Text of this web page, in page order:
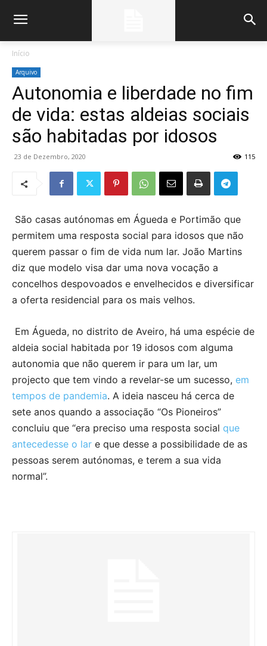
Início
Arquivo
Autonomia e liberdade no fim
de vida: estas aldeias sociais
são habitadas por idosos
23 de Dezembro, 2020 115
São casas autónomas em Águeda e Portimão que
permitem uma resposta social para idosos que não
querem passar o fim de vida num lar. João Martins
diz que modelo visa dar uma nova vocação a
concelhos despovoados e envelhecidos e diversificar
a oferta residencial para os mais velhos.
Em Águeda, no distrito de Aveiro, há uma espécie de
aldeia social habitada por 19 idosos com alguma
autonomia que não querem ir para um lar, um
projecto que tem vindo a revelar-se um sucesso, em
tempos de pandemia. A ideia nasceu há cerca de
sete anos quando a associação “Os Pioneiros”
concluiu que “era preciso uma resposta social que
antecedesse o lar e que desse a possibilidade de as
pessoas serem autónomas, e terem a sua vida
normal”.